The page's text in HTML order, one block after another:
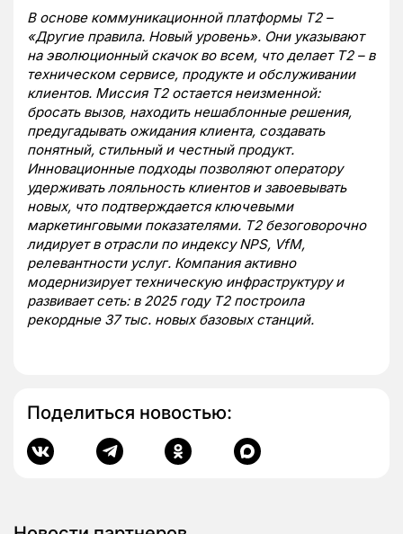
В основе коммуникационной платформы Т2 –
«Другие правила. Новый уровень». Они указывают
на эволюционный скачок во всем, что делает Т2 – в
техническом сервисе, продукте и обслуживании
клиентов. Миссия T2 остается неизменной:
бросать вызов, находить нешаблонные решения,
предугадывать ожидания клиента, создавать
понятный, стильный и честный продукт.
Инновационные подходы позволяют оператору
удерживать лояльность клиентов и завоевывать
новых, что подтверждается ключевыми
маркетинговыми показателями. T2 безоговорочно
лидирует в отрасли по индексу NPS, VfM,
релевантности услуг. Компания активно
модернизирует техническую инфраструктуру и
развивает сеть: в 2025 году Т2 построила
рекордные 37 тыс. новых базовых станций.
Поделиться новостью: